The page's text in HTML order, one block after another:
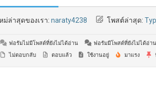
ม่ล่าสุดของเรา: naraty4238 โพสต์ล่าสุด:
ฟอรัมไม่มีโพสต์ที่ยังไม่ได้อ่าน
ฟอรัมมีโพสต์ที่ยังไม่ได้อ่าน
ไม่ตอบกลับ ตอบแล้ว ใช้งานอยู่ มาแรง